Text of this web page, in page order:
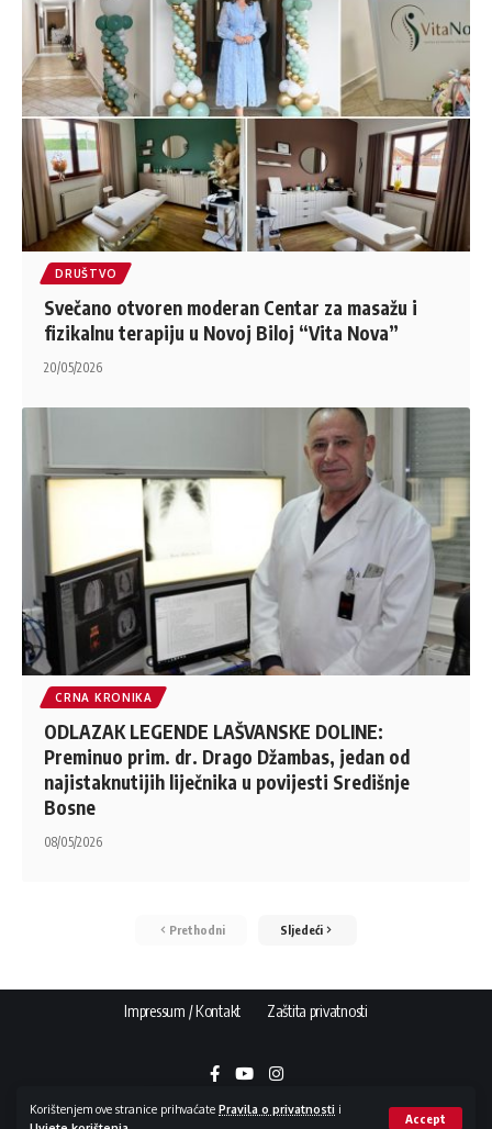
Korištenjem ove stranice prihvaćate Pravila o privatnosti i
Accept
DRUŠTVO
Svečano otvoren moderan Centar za masažu i
fizikalnu terapiju u Novoj Biloj “Vita Nova”
20/05/2026
CRNA KRONIKA
ODLAZAK LEGENDE LAŠVANSKE DOLINE:
Preminuo prim. dr. Drago Džambas, jedan od
najistaknutijih liječnika u povijesti Središnje
Bosne
08/05/2026
Prethodni Sljedeći
Impressum / Kontakt Zaštita privatnosti